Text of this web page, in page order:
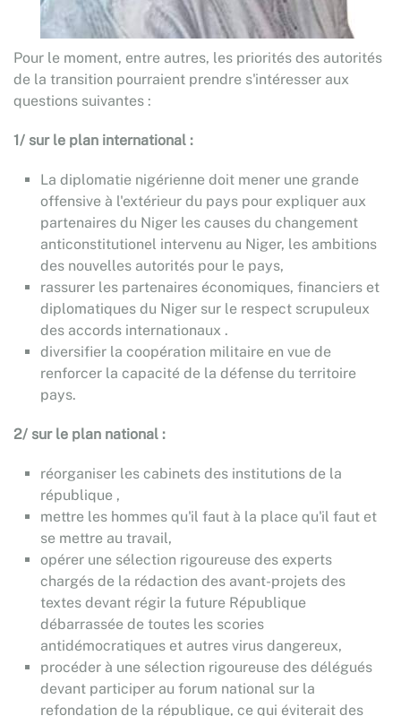
Pour le moment, entre autres, les priorités des autorités
de la transition pourraient prendre s'intéresser aux
questions suivantes :
1/ sur le plan international :
La diplomatie nigérienne doit mener une grande
offensive à l'extérieur du pays pour expliquer aux
partenaires du Niger les causes du changement
anticonstitutionel intervenu au Niger, les ambitions
des nouvelles autorités pour le pays,
rassurer les partenaires économiques, financiers et
diplomatiques du Niger sur le respect scrupuleux
des accords internationaux .
diversifier la coopération militaire en vue de
renforcer la capacité de la défense du territoire
pays.
2/ sur le plan national :
réorganiser les cabinets des institutions de la
république ,
mettre les hommes qu'il faut à la place qu'il faut et
se mettre au travail,
opérer une sélection rigoureuse des experts
chargés de la rédaction des avant-projets des
textes devant régir la future République
débarrassée de toutes les scories
antidémocratiques et autres virus dangereux,
procéder à une sélection rigoureuse des délégués
devant participer au forum national sur la
refondation de la république, ce qui éviterait des